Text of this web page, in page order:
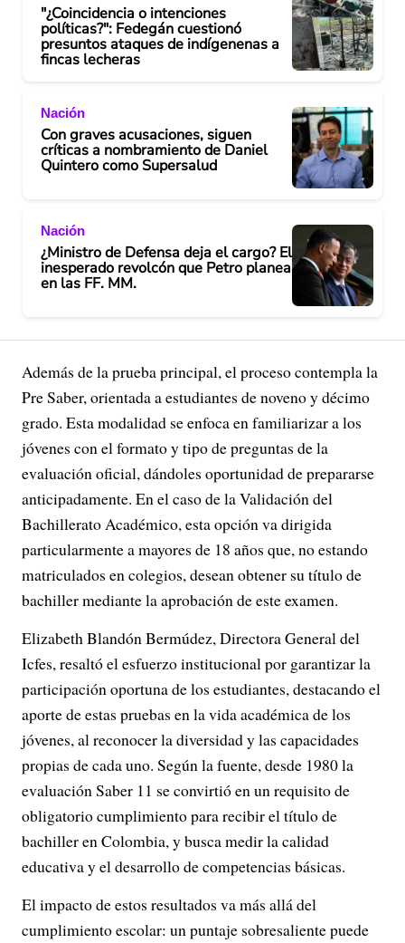
"¿Coincidencia o intenciones
políticas?": Fedegán cuestionó
presuntos ataques de indígenenas a
fincas lecheras
Nación
Con graves acusaciones, siguen
críticas a nombramiento de Daniel
Quintero como Supersalud
Nación
¿Ministro de Defensa deja el cargo? El
inesperado revolcón que Petro planea
en las FF. MM.
Además de la prueba principal, el proceso contempla la
Pre Saber, orientada a estudiantes de noveno y décimo
grado. Esta modalidad se enfoca en familiarizar a los
jóvenes con el formato y tipo de preguntas de la
evaluación oficial, dándoles oportunidad de prepararse
anticipadamente. En el caso de la Validación del
Bachillerato Académico, esta opción va dirigida
particularmente a mayores de 18 años que, no estando
matriculados en colegios, desean obtener su título de
bachiller mediante la aprobación de este examen.
Elizabeth Blandón Bermúdez, Directora General del
Icfes, resaltó el esfuerzo institucional por garantizar la
participación oportuna de los estudiantes, destacando el
aporte de estas pruebas en la vida académica de los
jóvenes, al reconocer la diversidad y las capacidades
propias de cada uno. Según la fuente, desde 1980 la
evaluación Saber 11 se convirtió en un requisito de
obligatorio cumplimiento para recibir el título de
bachiller en Colombia, y busca medir la calidad
educativa y el desarrollo de competencias básicas.
El impacto de estos resultados va más allá del
cumplimiento escolar: un puntaje sobresaliente puede